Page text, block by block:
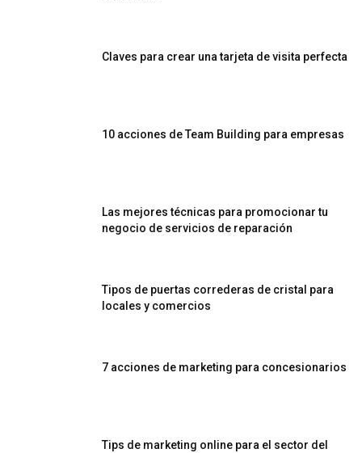
Claves para crear una tarjeta de visita perfecta
10 acciones de Team Building para empresas
Las mejores técnicas para promocionar tu
negocio de servicios de reparación
Tipos de puertas correderas de cristal para
locales y comercios
7 acciones de marketing para concesionarios
Tips de marketing online para el sector del